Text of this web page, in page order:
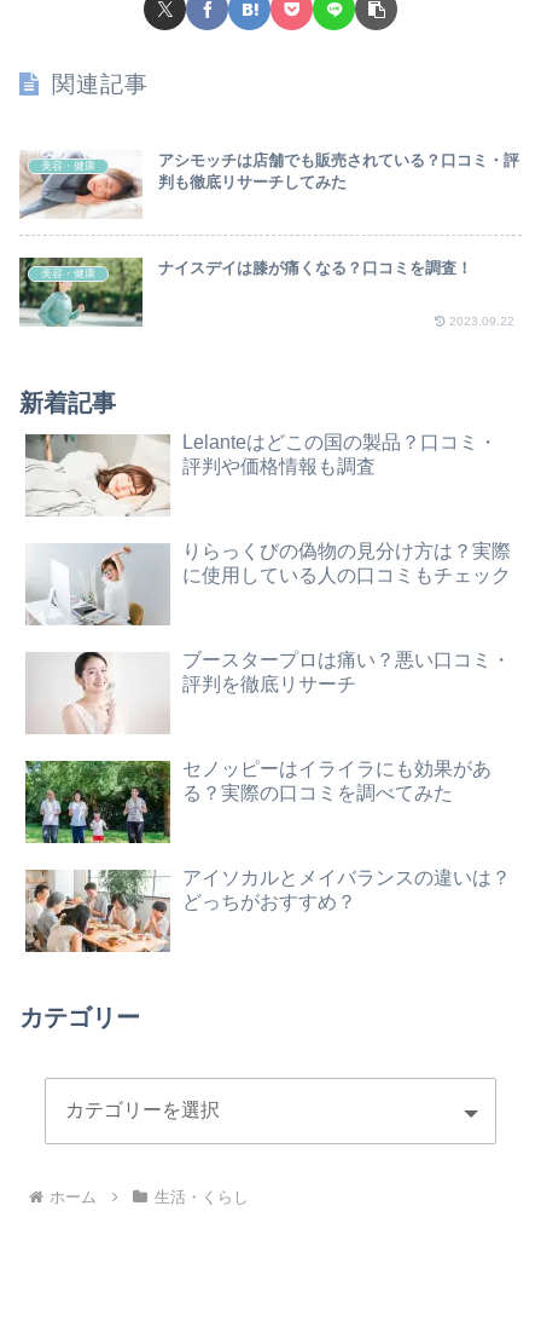
関連記事
美容・健康
アシモッチは店舗でも販売されている？口コミ・評
判も徹底リサーチしてみた
美容・健康 ナイスデイは膝が痛くなる？口コミを調査！
2023.09.22
新着記事
Lelanteはどこの国の製品？口コミ・
評判や価格情報も調査
りらっくびの偽物の見分け方は？実際
に使用している人の口コミもチェック
ブースタープロは痛い？悪い口コミ・
評判を徹底リサーチ
セノッピーはイライラにも効果があ
る？実際の口コミを調べてみた
アイソカルとメイバランスの違いは？
どっちがおすすめ？
カテゴリー
ホーム 生活・くらし